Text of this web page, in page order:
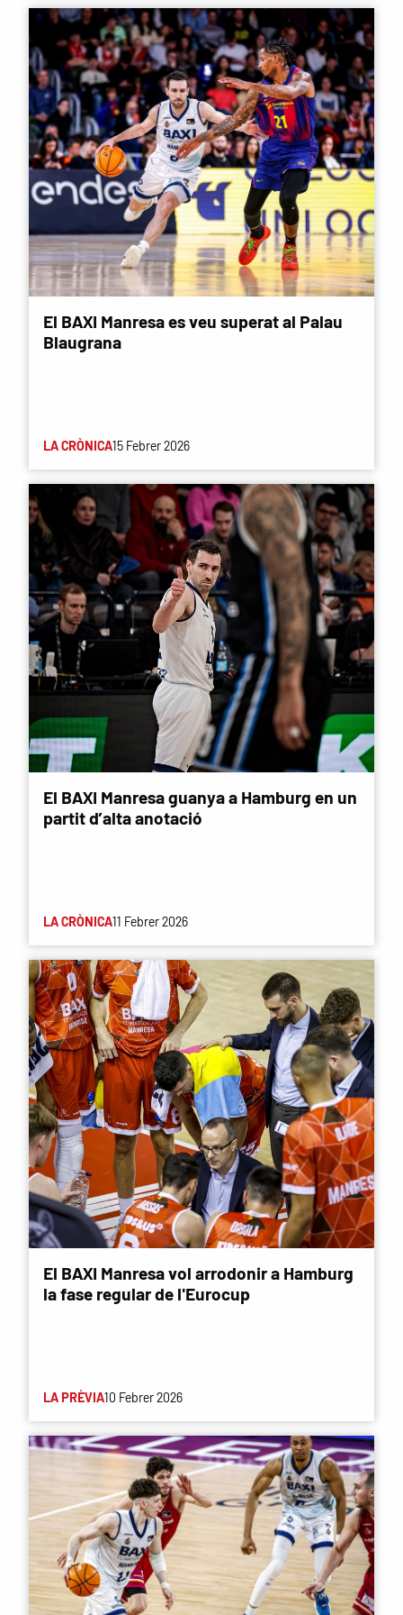
El BAXI Manresa es veu superat al Palau
Blaugrana
LA CRÒNICA15 Febrer 2026
El BAXI Manresa guanya a Hamburg en un
partit d’alta anotació
LA CRÒNICA11 Febrer 2026
El BAXI Manresa vol arrodonir a Hamburg
la fase regular de l'Eurocup
LA PRÈVIA10 Febrer 2026